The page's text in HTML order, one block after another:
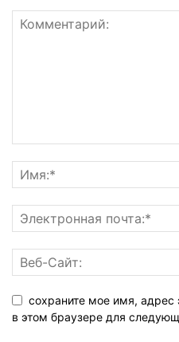
сохраните мое имя, адрес
в этом браузере для